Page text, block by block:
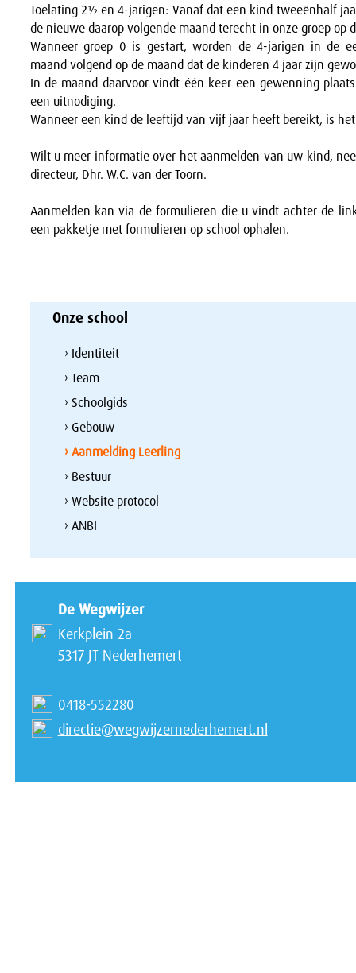
Toelating 2½ en 4-jarigen: Vanaf dat een kind tweeënhalf
de nieuwe daarop volgende maand terecht in onze groep op
Wanneer groep 0 is gestart, worden de 4-jarigen in de
maand volgend op de maand dat de kinderen 4 jaar zijn
In de maand daarvoor vindt één keer een gewenning
een uitnodiging.
Wanneer een kind de leeftijd van vijf jaar heeft bereikt, is
Wilt u meer informatie over het aanmelden van uw kind,
directeur, Dhr. W.C. van der Toorn.
Aanmelden kan via de formulieren die u vindt achter de
een pakketje met formulieren op school ophalen.
Onze school
› Identiteit
› Team
› Schoolgids
› Gebouw
› Aanmelding Leerling
› Bestuur
› Website protocol
› ANBI
De Wegwijzer
Kerkplein 2a
5317 JT Nederhemert
0418-552280
directie@wegwijzernederhemert.nl